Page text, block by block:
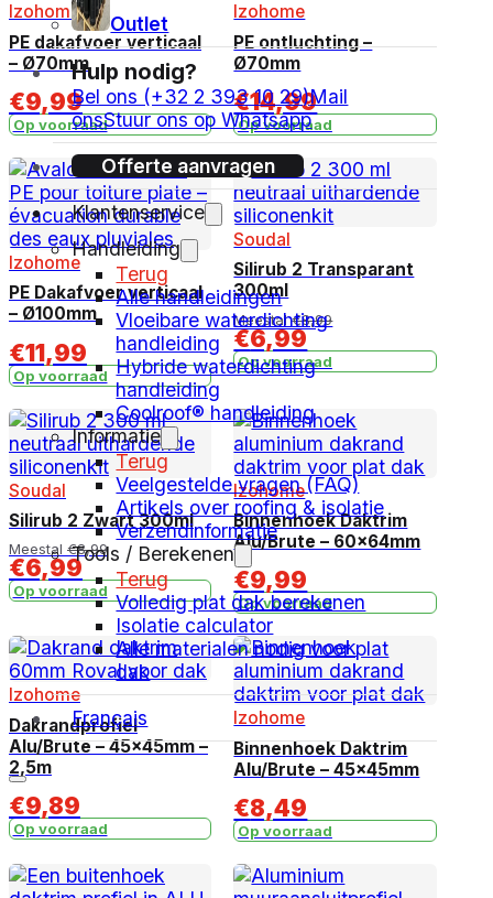
Outlet
Hulp nodig?
Bel ons (+32 2 393 10 29)Mail
onsStuur ons op Whatsapp
Offerte aanvragen
Klantenservice
Handleiding
Terug
Alle handleidingen
Vloeibare waterdichting
handleiding
Hybride waterdichting
handleiding
Coolroof® handleiding
Informatie
Terug
Veelgestelde vragen (FAQ)
Artikels over roofing & isolatie
Verzendinformatie
Tools / Berekenen
Terug
Volledig plat dak berekenen
Isolatie calculator
Alle materialen nodig voor plat
dak
Français
Izohome
PE dakafvoer verticaal
– Ø70mm
€9,99
Op voorraad
Izohome
PE ontluchting –
Ø70mm
€14,99
Op voorraad
Izohome
PE Dakafvoer verticaal
– Ø100mm
€11,99
Op voorraad
Soudal
Silirub 2 Transparant
300ml
Meestal€8,99
€6,99
Op voorraad
Soudal
Silirub 2 Zwart 300ml
Meestal €8,99
€6,99
Op voorraad
Izohome
Binnenhoek Daktrim
Alu/Brute – 60x64mm
€9,99
Op voorraad
Izohome
Dakrandprofiel
Alu/Brute – 45x45mm –
2,5m
€9,89
Op voorraad
Izohome
Binnenhoek Daktrim
Alu/Brute – 45x45mm
€8,49
Op voorraad